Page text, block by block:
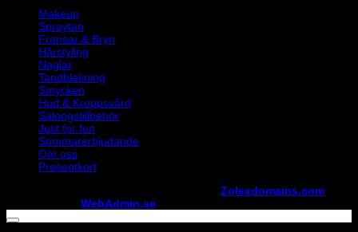
Makeup
Spraytan
Fransar & Bryn
Hårstyling
Naglar
Tandblekning
Smycken
Hud & Kroppsvård
Salongstillbehör
Just for fun
Sommarerbjudande
Om oss
Presentkort
Zolexdomains.com
WebAdmin.se